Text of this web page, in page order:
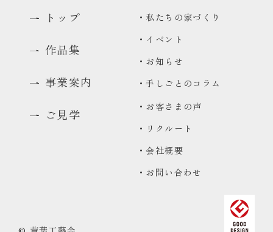
トップ
作品集
事業案内
ご見学
・私たちの家づくり
・イベント
・お知らせ
・手しごとのコラム
・お客さまの声
・リクルート
・会社概要
・お問い合わせ
平日9:00〜17:00